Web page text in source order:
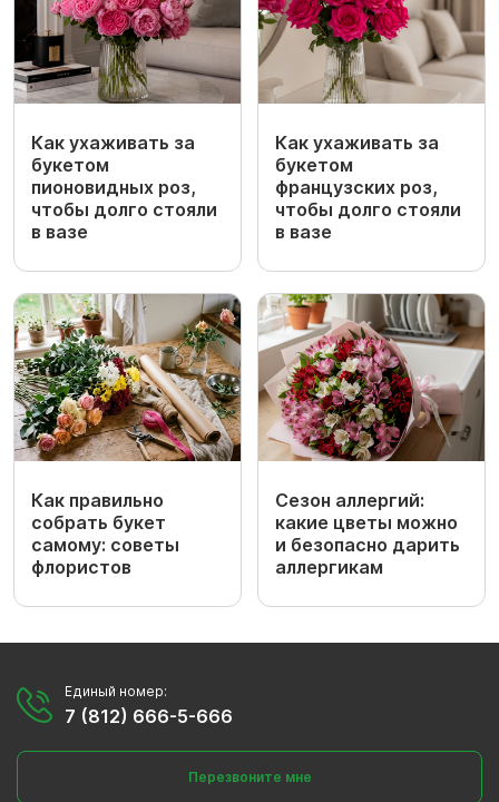
Как ухаживать за
букетом
пионовидных роз,
чтобы долго стояли
в вазе
Как ухаживать за
букетом
французских роз,
чтобы долго стояли
в вазе
Как правильно
собрать букет
самому: советы
флористов
Сезон аллергий:
какие цветы можно
и безопасно дарить
аллергикам
Единый номер:
7 (812) 666-5-666
Перезвоните мне